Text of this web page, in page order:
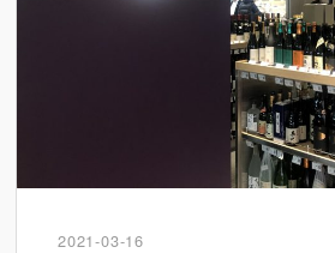
2021-03-16